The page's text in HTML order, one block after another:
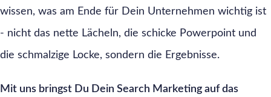
wissen, was am Ende für Dein Unternehmen wichtig ist
- nicht das nette Lächeln, die schicke Powerpoint und
die schmalzige Locke, sondern die Ergebnisse.
Mit uns bringst Du Dein Search Marketing auf das